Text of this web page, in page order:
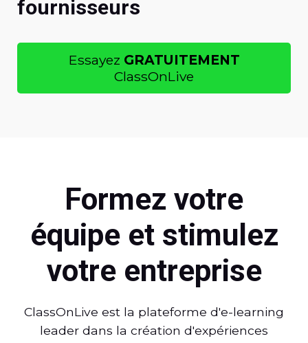
fournisseurs
Essayez GRATUITEMENT
ClassOnLive
Formez votre
équipe et stimulez
votre entreprise
ClassOnLive est la plateforme d'e-learning
leader dans la création d'expériences